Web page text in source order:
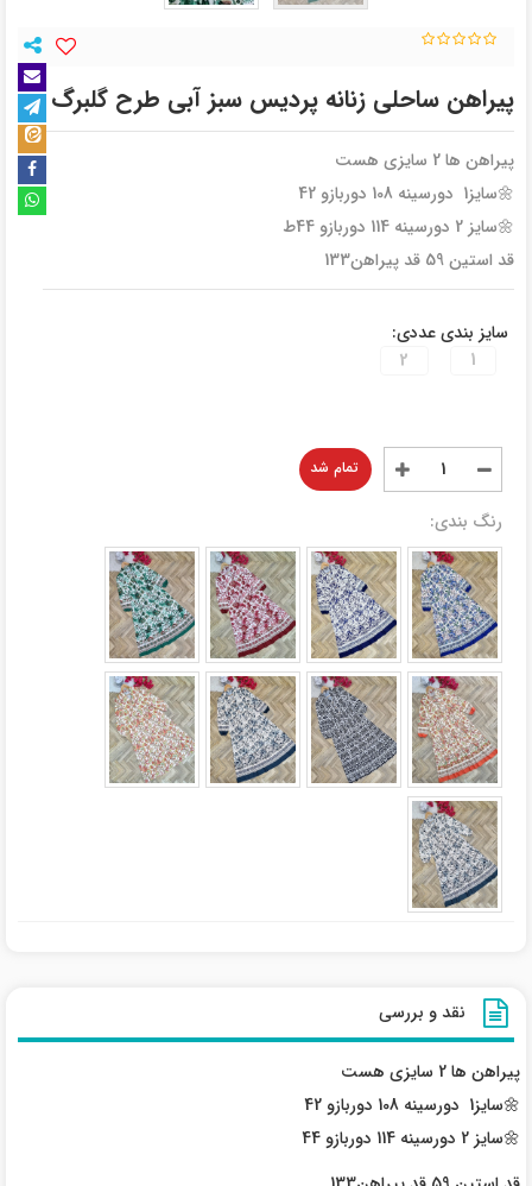
پیراهن ساحلی زنانه پردیس سبز آبی طرح گلبرگ
پیراهن ها 2 سایزی هست
🌼سایز1 دورسینه 108 دوربازو 42
🌼سایز 2 دورسینه 114 دوربازو 44ط
قد استین 59 قد پیراهن133
سایز بندی عددی:
1
2
تمام شد
رنگ بندی:
نقد و بررسی
پیراهن ها 2 سایزی هست
🌼سایز1 دورسینه 108 دوربازو 42
🌼سایز 2 دورسینه 114 دوربازو 44